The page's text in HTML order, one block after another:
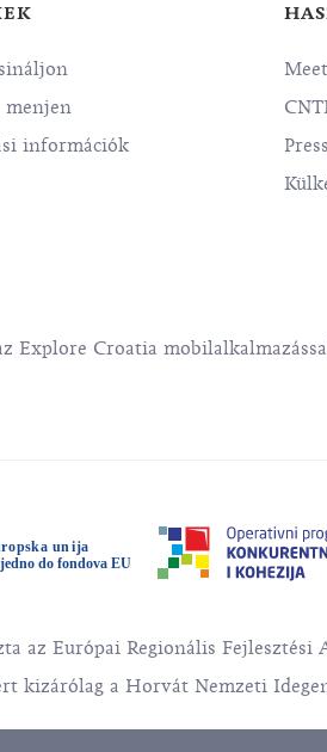
menjen
információk
Press
Explore Croatia
az Európai Regionális Fejlesztési
kizárólag a Horvát Nemzeti